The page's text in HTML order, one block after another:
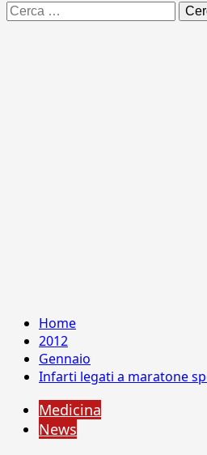
Ricerca
per:
Home
2012
Gennaio
Infarti legati a maratone
Medicina
News